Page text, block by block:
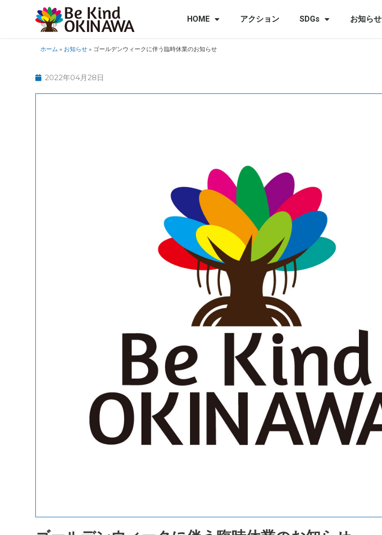
HOME アクション SDGs お知らせ
ホーム » お知らせ » ゴールデンウィークに伴う臨時休業のお知らせ
2022年04月28日